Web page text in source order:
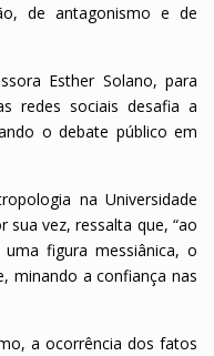
de antagonismo e de
Esther Solano, para
redes sociais desafia a
o debate público em
na Universidade
sua vez, ressalta que, “ao
figura messiânica, o
minando a confiança nas
a ocorrência dos fatos